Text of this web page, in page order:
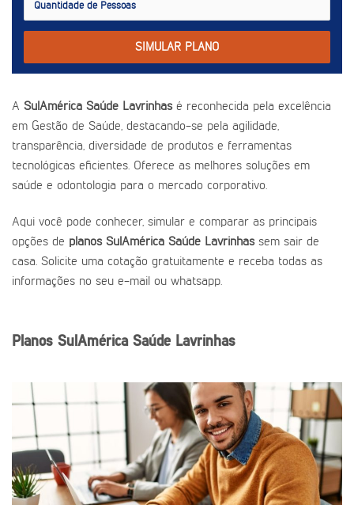
SIMULAR PLANO
A SulAmérica Saúde Lavrinhasé reconhecida pela excelência
em Gestão de Saúde, destacando-se pela agilidade,
transparência, diversidade de produtos e ferramentas
tecnológicas eficientes. Oferece as melhores soluções em
saúde e odontologia para o mercado corporativo.
Aqui você pode conhecer, simular e comparar as principais
opções de planos SulAmérica Saúde Lavrinhas sem sair de
casa. Solicite uma cotação gratuitamente e receba todas as
informações no seu e-mail ou whatsapp.
Planos SulAmérica Saúde Lavrinhas